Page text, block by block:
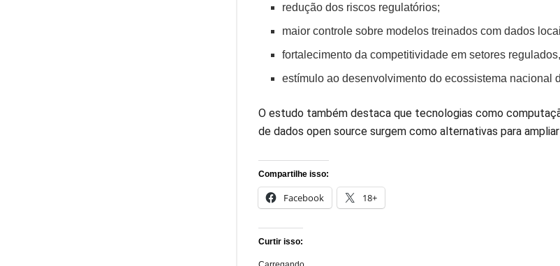
redução dos riscos regulatórios;
maior controle sobre modelos treinados com dados
fortalecimento da competitividade em setores
estímulo ao desenvolvimento do ecossistema nacional
O estudo também destaca que tecnologias como
de dados open source surgem como alternativas para
Compartilhe isso:
Facebook 18+
Curtir isso: